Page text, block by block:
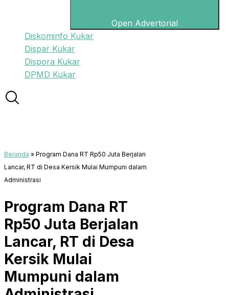
Open Advertorial
Diskominfo Kukar
Dispar Kukar
Dispora Kukar
DPMD Kukar
Beranda » Program Dana RT Rp50 Juta Berjalan
Lancar, RT di Desa Kersik Mulai Mumpuni dalam
Administrasi
Program Dana RT
Rp50 Juta Berjalan
Lancar, RT di Desa
Kersik Mulai
Mumpuni dalam